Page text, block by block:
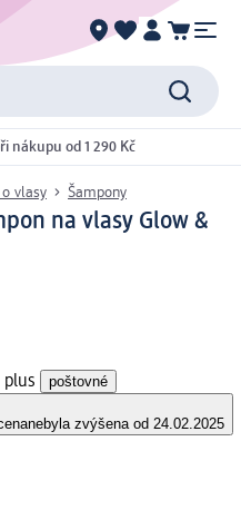
nákupu od 1 290 Kč
o vlasy Šampony
na vlasy Glow &
plus poštovné
nebyla zvýšena od 24.02.2025